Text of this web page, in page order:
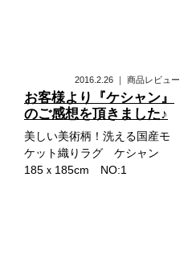
2016.2.26 ｜ 商品レビュー
お客様より『ケシャン』
のご感想を頂きました♪
美しい美術柄！洗える国産モ
ケット織りラグ ケシャン
185ｘ185cm NO:1